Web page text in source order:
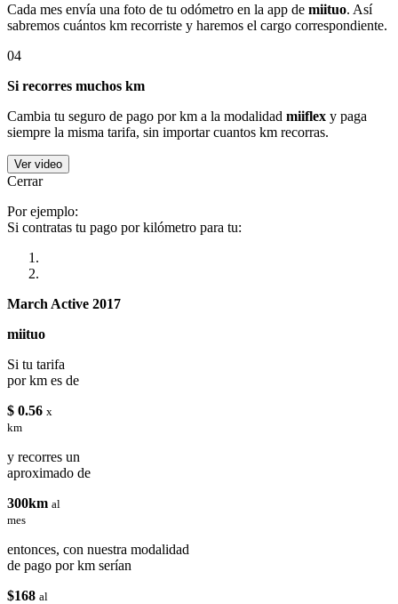
Cada mes envía una foto de tu odómetro en la app de miituo. Así
sabremos cuántos km recorriste y haremos el cargo correspondiente.
04
Si recorres muchos km
Cambia tu seguro de pago por km a la modalidad miiflex y paga
siempre la misma tarifa, sin importar cuantos km recorras.
Ver video
Cerrar
Por ejemplo:
Si contratas tu pago por kilómetro para tu:
March Active 2017
miituo
Si tu tarifa
por km es de
$ 0.56 x
km
y recorres un
aproximado de
300km al
mes
entonces, con nuestra modalidad
de pago por km serían
$168 al